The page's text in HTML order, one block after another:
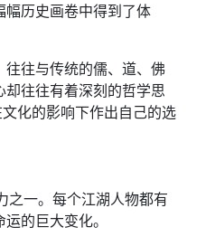
幅历史画卷中得到了体
往与传统的儒、道、佛
往往有着深刻的哲学思
化的影响下作出自己的选
之一。每个江湖人物都有
的巨大变化。